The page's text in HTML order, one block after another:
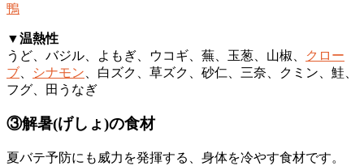
鴨
▼温熱性
うど、バジル、よもぎ、ウコギ、蕪、玉葱、山椒、
クロー
ブ
シナモン 、白ズク、草ズク、砂仁、三奈、クミン、鮭、
フグ、田うなぎ
③解暑(げしょ)の食材
夏バテ予防にも威力を発揮する、身体を冷やす食材です。